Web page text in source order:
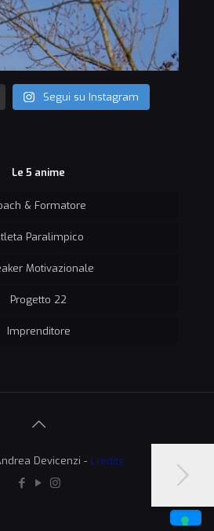
Segui su Instagram
Le 5 anime
& Formatore
Paralimpico
Motivazionale
Progetto 22
Imprenditore
Devicenzi - Credits